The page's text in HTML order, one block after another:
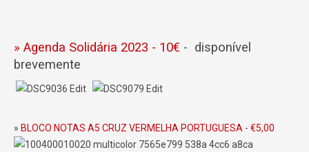
» Agenda Solidária 2023 - 10€ - disponível
brevemente
» BLOCO NOTAS A5 CRUZ VERMELHA PORTUGUESA - €5,00